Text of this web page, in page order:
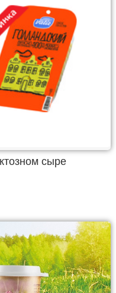
сыре